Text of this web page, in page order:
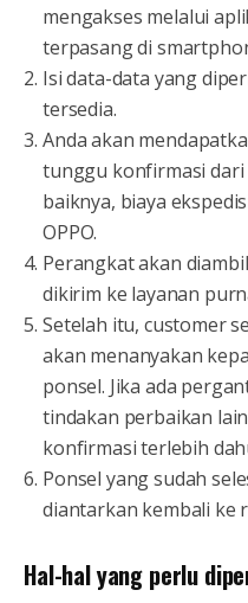
mengakses melalui
terpasang di
Isi data-data yang
tersedia.
Anda akan
tunggu konfirmasi dari
baiknya, biaya
OPPO.
Perangkat akan
dikirim ke layanan
Setelah itu, customer
akan menanyakan
ponsel. Jika ada
tindakan perbaikan
konfirmasi terlebih
Ponsel yang sudah
diantarkan kembali ke
Hal-hal yang perlu